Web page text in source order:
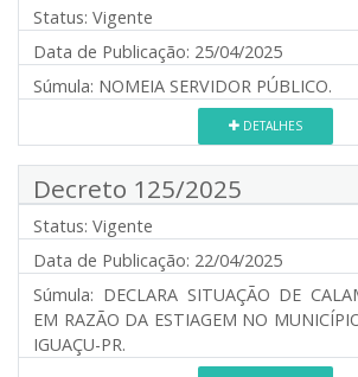
Status: Vigente
Data de Publicação: 25/04/2025
Súmula: NOMEIA SERVIDOR PÚBLICO.
DETALHES
Decreto 125/2025
Status: Vigente
Data de Publicação: 22/04/2025
Súmula: DECLARA SITUAÇÃO DE
EM RAZÃO DA ESTIAGEM NO
IGUAÇU-PR.